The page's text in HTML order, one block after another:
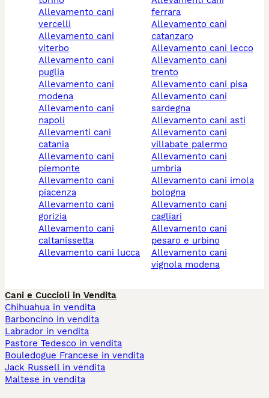
allevamento cani
vercelli
allevamento cani
viterbo
allevamento cani
puglia
allevamento cani
modena
allevamento cani
napoli
allevamenti cani
catania
allevamento cani
piemonte
allevamento cani
piacenza
allevamento cani
gorizia
allevamento cani
caltanissetta
allevamento cani lucca
ferrara
allevamento cani
catanzaro
allevamento cani lecco
allevamento cani
trento
allevamento cani pisa
allevamento cani
sardegna
allevamento cani asti
allevamento cani
villabate palermo
allevamento cani
umbria
allevamento cani imola
bologna
allevamento cani
cagliari
allevamento cani
pesaro e urbino
allevamento cani
vignola modena
Cani e Cuccioli in Vendita
Chihuahua in vendita
Barboncino in vendita
Labrador in vendita
Pastore Tedesco in vendita
Bouledogue Francese in vendita
Jack Russell in vendita
Maltese in vendita